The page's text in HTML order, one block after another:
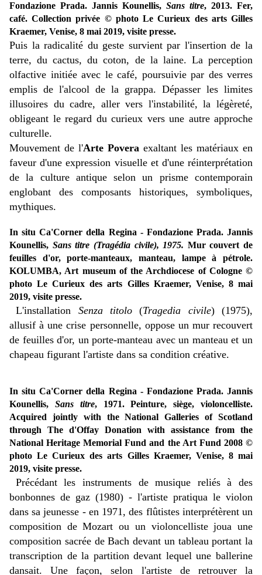
Fondazione Prada. Jannis Kounellis, Sans titre, 2013. Fer,
café. Collection privée © photo Le Curieux des arts Gilles
Kraemer, Venise, 8 mai 2019, visite presse.
Puis la radicalité du geste survient par l'insertion de la
terre, du cactus, du coton, de la laine. La perception
olfactive initiée avec le café, poursuivie par des verres
emplis de l'alcool de la grappa. Dépasser les limites
illusoires du cadre, aller vers l'instabilité, la légèreté,
obligeant le regard du curieux vers une autre approche
culturelle.
Mouvement de l'Arte Povera exaltant les matériaux en
faveur d'une expression visuelle et d'une réinterprétation
de la culture antique selon un prisme contemporain
englobant des composants historiques, symboliques,
mythiques.
In situ Ca'Corner della Regina - Fondazione Prada. Jannis
Kounellis, Sans titre (Tragédia civile), 1975. Mur couvert de
feuilles d'or, porte-manteaux, manteau, lampe à pétrole.
KOLUMBA, Art museum of the Archdiocese of Cologne ©
photo Le Curieux des arts Gilles Kraemer, Venise, 8 mai
2019, visite presse.
L'installation Senza titolo(Tragedia civile) (1975),
allusif à une crise personnelle, oppose un mur recouvert
de feuilles d'or, un porte-manteau avec un manteau et un
chapeau figurant l'artiste dans sa condition créative.
In situ Ca'Corner della Regina - Fondazione Prada. Jannis
Kounellis, Sans titre, 1971. Peinture, siège, violoncelliste.
Acquired jointly with the National Galleries of Scotland
through The d'Offay Donation with assistance from the
National Heritage Memorial Fund and the Art Fund 2008 ©
photo Le Curieux des arts Gilles Kraemer, Venise, 8 mai
2019, visite presse.
Précédant les instruments de musique reliés à des
bonbonnes de gaz (1980) - l'artiste pratiqua le violon
dans sa jeunesse - en 1971, des flûtistes interprétèrent un
composition de Mozart ou un violoncelliste joua une
composition sacrée de Bach devant un tableau portant la
transcription de la partition devant lequel une ballerine
dansait. Une façon, selon l'artiste de retrouver la